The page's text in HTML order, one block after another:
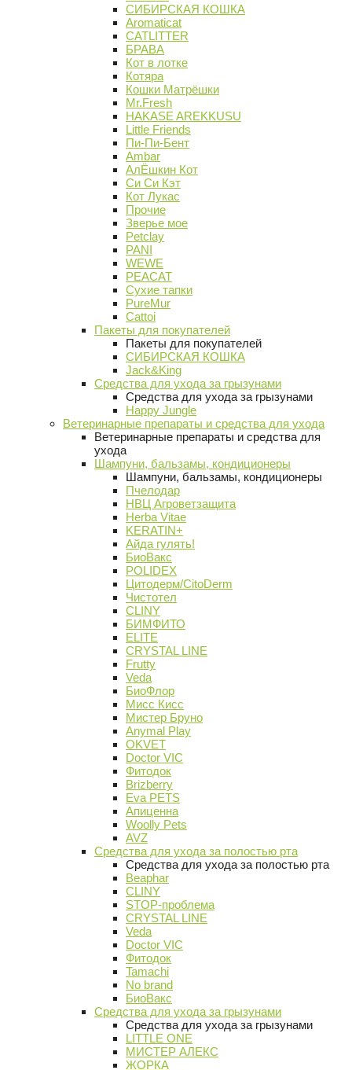
СИБИРСКАЯ КОШКА
Aromaticat
CATLITTER
БРАВА
Кот в лотке
Котяра
Кошки Матрёшки
Mr.Fresh
HAKASE AREKKUSU
Little Friends
Пи-Пи-Бент
Ambar
АлЁшкин Кот
Си Си Кэт
Кот Лукас
Прочие
Зверье мое
Petclay
PANI
WEWE
PEACAT
Сухие тапки
PureMur
Cattoi
Пакеты для покупателей
Пакеты для покупателей
СИБИРСКАЯ КОШКА
Jack&King
Средства для ухода за грызунами
Средства для ухода за грызунами
Happy Jungle
Ветеринарные препараты и средства для ухода
Ветеринарные препараты и средства для
ухода
Шампуни, бальзамы, кондиционеры
Шампуни, бальзамы, кондиционеры
Пчелодар
НВЦ Агроветзащита
Herba Vitae
KERATIN+
Айда гулять!
БиоВакс
POLIDEX
Цитодерм/CitoDerm
Чистотел
CLINY
БИМФИТО
ELITE
CRYSTAL LINE
Frutty
Veda
БиоФлор
Мисс Кисс
Мистер Бруно
Anymal Play
OKVET
Doctor VIC
Фитодок
Brizberry
Eva PETS
Апиценна
Woolly Pets
AVZ
Средства для ухода за полостью рта
Средства для ухода за полостью рта
Beaphar
CLINY
STOP-проблема
CRYSTAL LINE
Veda
Doctor VIC
Фитодок
Tamachi
No brand
БиоВакс
Средства для ухода за грызунами
Средства для ухода за грызунами
LITTLE ONE
МИСТЕР АЛЕКС
ЖОРКА